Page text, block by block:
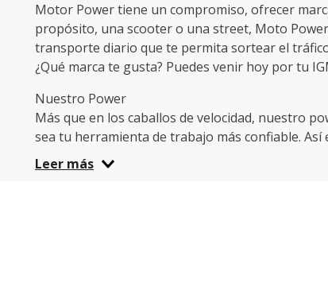
Motor Power tiene un compromiso, ofrecer
propósito, una scooter o una street, Moto
transporte diario que te permita sortear el
¿Qué marca te gusta? Puedes venir hoy por tu
Nuestro Power
Más que en los caballos de velocidad, nuestro
sea tu herramienta de trabajo más confiable.
mantenga en óptimas condiciones,
carretera.
Leer más